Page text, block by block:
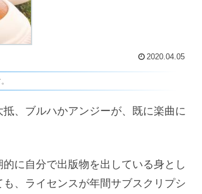
2020.04.05
、ブルハかアンジーが、既に楽曲に
に自分で出版物を出している身とし
、ライセンスが年間サブスクリプシ